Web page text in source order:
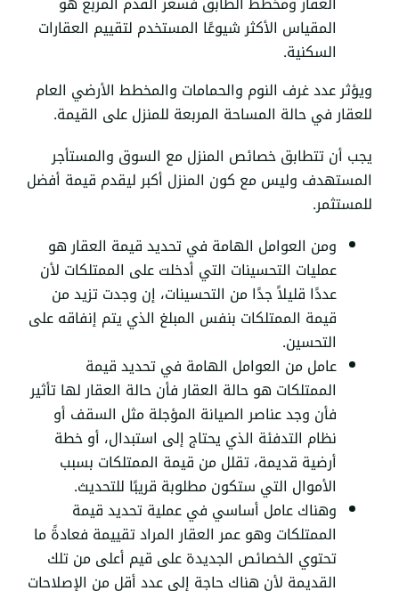
المقياس الأكثر شيوعًا المستخدم لتقييم العقارات
السكنية.
ويؤثر عدد غرف النوم والحمامات والمخطط الأرضي العام
للعقار في حالة المساحة المربعة للمنزل على القيمة.
يجب أن تتطابق خصائص المنزل مع السوق والمستأجر
المستهدف وليس مع كون المنزل أكبر ليقدم قيمة أفضل
للمستثمر.
ومن العوامل الهامة في تحديد قيمة العقار هو
عمليات التحسينات التي أدخلت على الممتلكات لأن
عددًا قليلاً جدًا من التحسينات، إن وجدت تزيد من
قيمة الممتلكات بنفس المبلغ الذي يتم إنفاقه على
التحسين.
عامل من العوامل الهامة في تحديد قيمة
الممتلكات هو حالة العقار فأن حالة العقار لها تأثير
فأن وجد عناصر الصيانة المؤجلة مثل السقف أو
نظام التدفئة الذي يحتاج إلى استبدال، أو خطة
أرضية قديمة، تقلل من قيمة الممتلكات بسبب
الأموال التي ستكون مطلوبة قريبًا للتحديث.
وهناك عامل أساسي في عملية تحديد قيمة
الممتلكات وهو عمر العقار المراد تقييمة فعادةً ما
تحتوي الخصائص الجديدة على قيم أعلى من تلك
القديمة لأن هناك حاجة إلى عدد أقل من الإصلاحات